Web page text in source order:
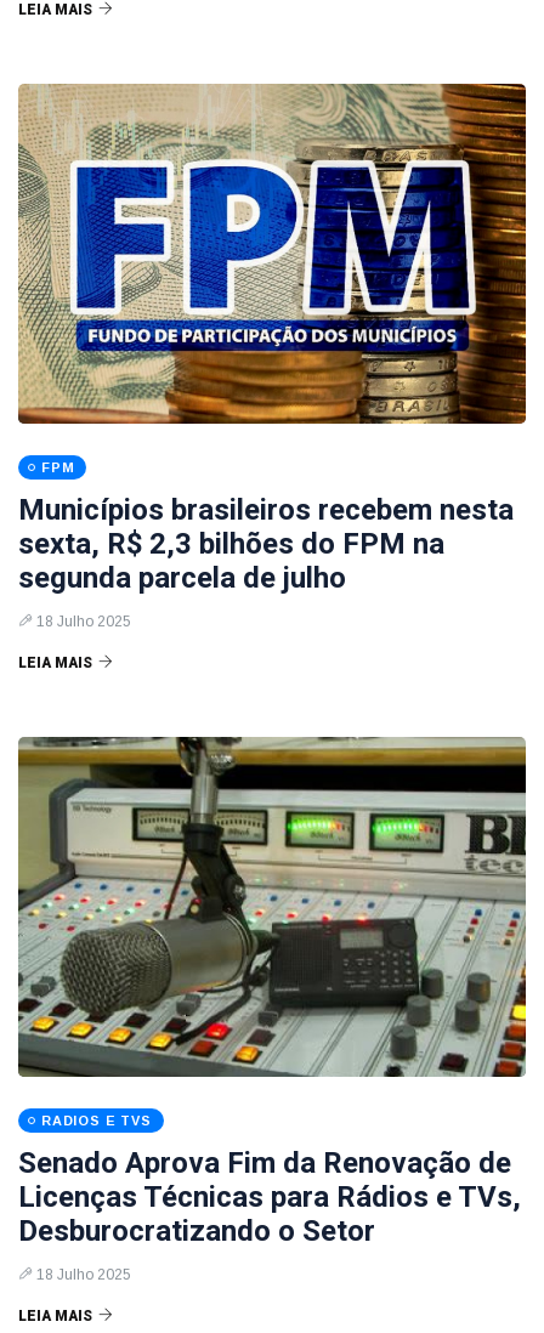
LEIA MAIS
FPM
Municípios brasileiros recebem nesta
sexta, R$ 2,3 bilhões do FPM na
segunda parcela de julho
18 Julho 2025
LEIA MAIS
RADIOS E TVS
Senado Aprova Fim da Renovação de
Licenças Técnicas para Rádios e TVs,
Desburocratizando o Setor
18 Julho 2025
LEIA MAIS